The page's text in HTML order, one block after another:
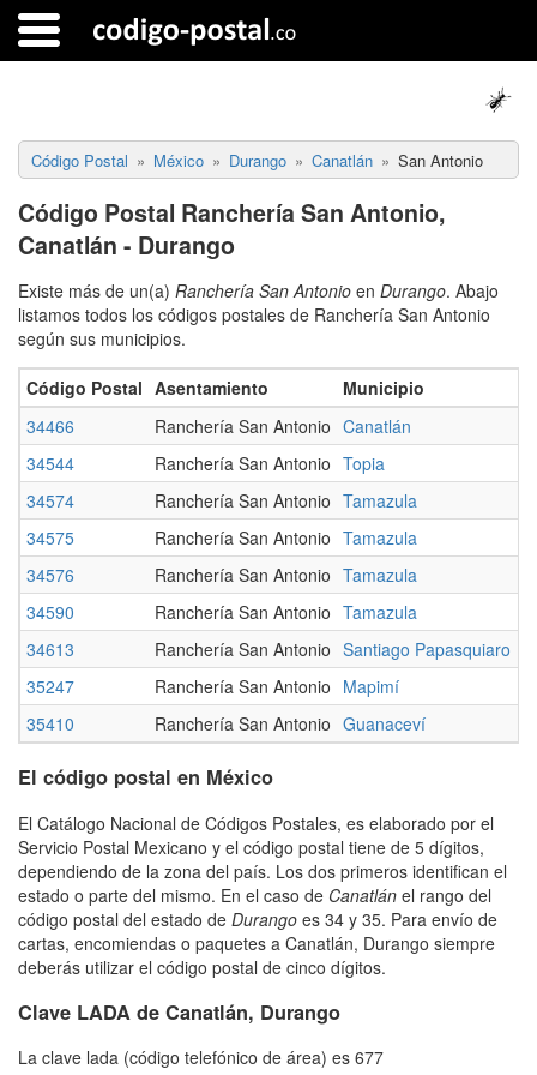
Código Postal México Durango Canatlán San Antonio
Código Postal Ranchería San Antonio,
Canatlán - Durango
Existe más de un(a) Ranchería San Antonio en Durango. Abajo
listamos todos los códigos postales de Ranchería San Antonio
según sus municipios.
Código Postal Asentamiento Municipio
34466
Ranchería San Antonio Canatlán
34544
Ranchería San Antonio Topia
34574
Ranchería San Antonio Tamazula
34575
Ranchería San Antonio Tamazula
34576
Ranchería San Antonio Tamazula
34590
Ranchería San Antonio Tamazula
34613
Ranchería San Antonio Santiago Papasquiaro
35247
Ranchería San Antonio Mapimí
35410
Ranchería San Antonio Guanaceví
El código postal en México
El Catálogo Nacional de Códigos Postales, es elaborado por el
Servicio Postal Mexicano y el código postal tiene de 5 dígitos,
dependiendo de la zona del país. Los dos primeros identifican el
estado o parte del mismo. En el caso de Canatlán el rango del
código postal del estado de Durango es 34 y 35. Para envío de
cartas, encomiendas o paquetes a Canatlán, Durango siempre
deberás utilizar el código postal de cinco dígitos.
Clave LADA de Canatlán, Durango
La clave lada (código telefónico de área) es 677